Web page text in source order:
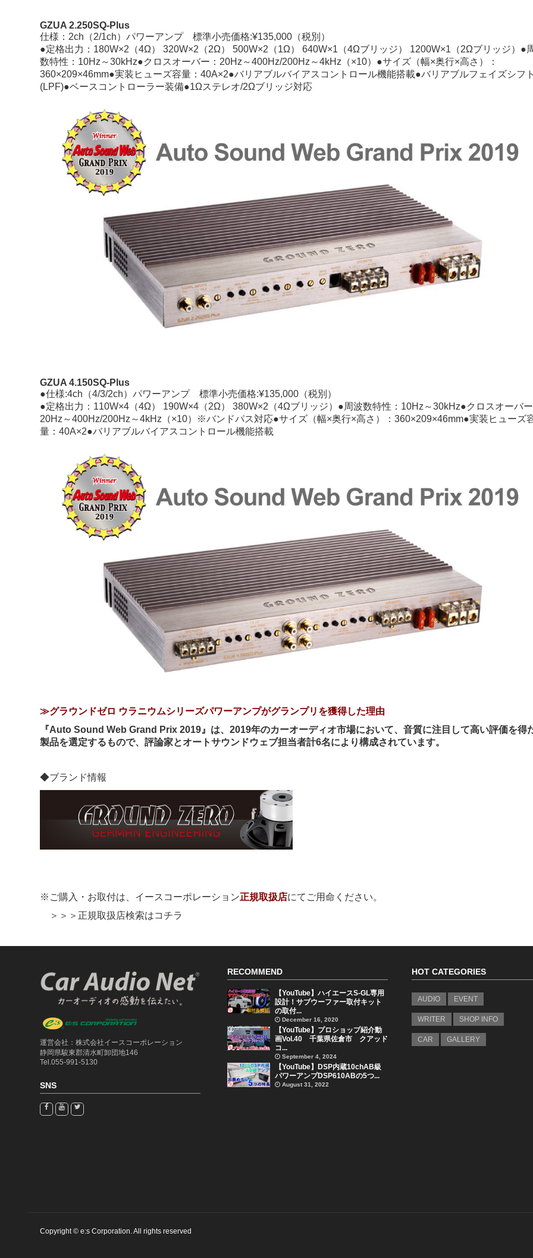
GZUA 2.250SQ-Plus
仕様：2ch（2/1ch）パワーアンプ 標準小売価格:¥135,000（税別）
●定格出力：180W×2（4Ω） 320W×2（2Ω） 500W×2（1Ω） 640W×1（4Ωブリッジ） 1200W×1（2Ωブリッジ）●
数特性：10Hz～30kHz●クロスオーバー：20Hz～400Hz/200Hz～4kHz（×10）●サイズ（幅×奥行×高さ）：
360×209×46mm●実装ヒューズ容量：40A×2●バリアブルバイアスコントロール機能搭載●バリアブルフェイズシフ
(LPF)●ベースコントローラー装備●1Ωステレオ/2Ωブリッジ対応
GZUA 4.150SQ-Plus
●仕様:4ch（4/3/2ch）パワーアンプ 標準小売価格:¥135,000（税別）
●定格出力：110W×4（4Ω） 190W×4（2Ω） 380W×2（4Ωブリッジ）●周波数特性：10Hz～30kHz●クロスオーバ
20Hz～400Hz/200Hz～4kHz（×10）※バンドパス対応●サイズ（幅×奥行×高さ）：360×209×46mm●実装ヒューズ
量：40A×2●バリアブルバイアスコントロール機能搭載
≫グラウンドゼロ ウラニウムシリーズパワーアンプがグランプリを獲得した理由
『Auto Sound Web Grand Prix 2019』は、2019年のカーオーディオ市場において、音質に注目して高い評価を得
製品を選定するもので、評論家とオートサウンドウェブ担当者計6名により構成されています。
◆ブランド情報
※ご購入・お取付は、イースコーポレーション正規取扱店にてご用命ください。
＞＞＞正規取扱店検索はコチラ
運営会社：株式会社イースコーポレーション
静岡県駿東郡清水町卸団地146
Tel.055-991-5130
SNS
RECOMMEND
【YouTube】ハイエースS-GL専用
設計！サブウーファー取付キット
の取付...
December 16, 2020
【YouTube】プロショップ紹介動
画Vol.40 千葉県佐倉市 クアッド
コ...
September 4, 2024
【YouTube】DSP内蔵10chAB級
パワーアンプDSP610ABの5つ...
August 31, 2022
HOT CATEGORIES
AUDIO EVENT
WRITER SHOP INFO
CAR GALLERY
Copyright © e:s Corporation. All rights reserved